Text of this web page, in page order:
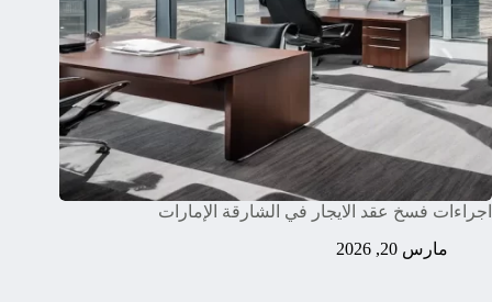
اجراءات فسخ عقد الايجار في الشارقة الإمارات
مارس 20, 2026